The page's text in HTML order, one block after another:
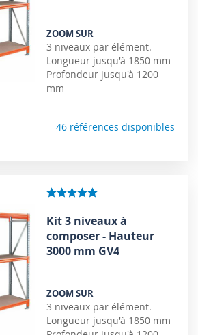
ZOOM SUR
3 niveaux par élément.
Longueur jusqu'à 1850 mm
Profondeur jusqu'à 1200
mm
46 références disponibles
Kit 3 niveaux à
composer - Hauteur
3000 mm GV4
ZOOM SUR
3 niveaux par élément.
Longueur jusqu'à 1850 mm